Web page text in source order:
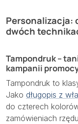
Personalizacja:
dwóch
Tampondruk –
kampanii
Tampondruk to
Jako długopis z
do czterech
zamówieniach